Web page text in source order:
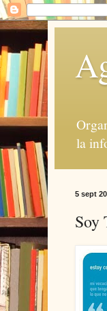
la
5 sept
Soy